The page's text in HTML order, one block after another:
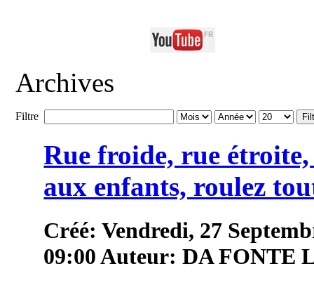
Archives
Filtre
Rue froide, rue étroite,
aux enfants, roulez
Créé: Vendredi, 27
09:00Auteur: DA FONTE